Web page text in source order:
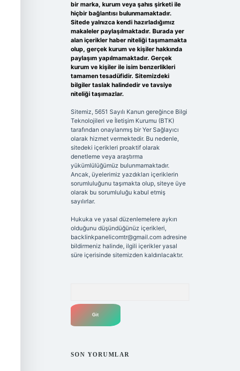
bir marka, kurum veya şahıs şirketi ile
hiçbir bağlantısı bulunmamaktadır.
Sitede yalnızca kendi hazırladığımız
makaleler paylaşılmaktadır. Burada yer
alan içerikler haber niteliği taşımamakta
olup, gerçek kurum ve kişiler hakkında
paylaşım yapılmamaktadır. Gerçek
kurum ve kişiler ile isim benzerlikleri
tamamen tesadüfidir. Sitemizdeki
bilgiler taslak halindedir ve tavsiye
niteliği taşımazlar.
Sitemiz, 5651 Sayılı Kanun gereğince Bilgi
Teknolojileri ve İletişim Kurumu (BTK)
tarafından onaylanmış bir Yer Sağlayıcı
olarak hizmet vermektedir. Bu nedenle,
sitedeki içerikleri proaktif olarak
denetleme veya araştırma
yükümlülüğümüz bulunmamaktadır.
Ancak, üyelerimiz yazdıkları içeriklerin
sorumluluğunu taşımakta olup, siteye üye
olarak bu sorumluluğu kabul etmiş
sayılırlar.
Hukuka ve yasal düzenlemelere aykırı
olduğunu düşündüğünüz içerikleri,
backlinkpanelicomtr@gmail.comadresine
bildirmeniz halinde, ilgili içerikler yasal
süre içerisinde sitemizden kaldırılacaktır.
SON YORUMLAR